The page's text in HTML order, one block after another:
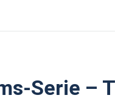
Serie –